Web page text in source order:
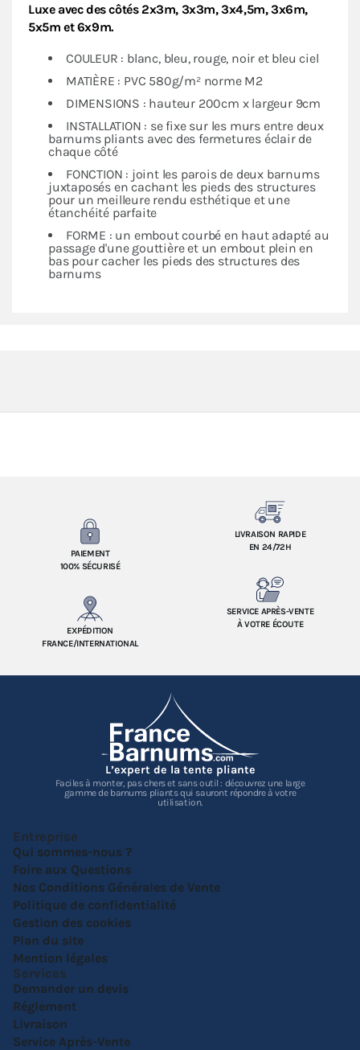
Luxe avec des côtés 2x3m, 3x3m, 3x4,5m, 3x6m,
5x5m et 6x9m.
COULEUR : blanc, bleu, rouge, noir et bleu ciel
MATIÈRE : PVC 580g/m² norme M2
DIMENSIONS : hauteur 200cm x largeur 9cm
INSTALLATION : se fixe sur les murs entre deux
barnums pliants avec des fermetures éclair de
chaque côté
FONCTION : joint les parois de deux barnums
juxtaposés en cachant les pieds des structures
pour un meilleure rendu esthétique et une
étanchéité parfaite
FORME : un embout courbé en haut adapté au
passage d'une gouttière et un embout plein en
bas pour cacher les pieds des structures des
barnums
PAIEMENT
100% SÉCURISÉ
LIVRAISON RAPIDE
EN 24/72H
EXPÉDITION
FRANCE/INTERNATIONAL
SERVICE APRÈS-VENTE
À VOTRE ÉCOUTE
L’expert de la tente pliante
Faciles à monter, pas chers et sans outil : découvrez une large
gamme de barnums pliants qui sauront répondre à votre
utilisation.
Entreprise
Qui sommes-nous ?
Foire aux Questions
Nos Conditions Générales de Vente
Politique de confidentialité
Gestion des cookies
Plan du site
Mention légales
Services
Demander un devis
Réglement
Livraison
Service Après-Vente